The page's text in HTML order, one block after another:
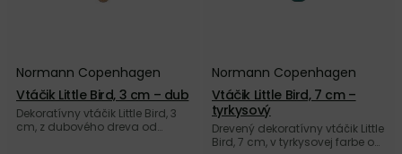
Normann Copenhagen
Vtáčik Little Bird, 3 cm – dub
Dekoratívny vtáčik Little Bird, 3
cm, z dubového dreva od
Normann Copenhagen
Vtáčik Little Bird, 7 cm –
tyrkysový
Drevený dekoratívny vtáčik Little
Bird, 7 cm, v tyrkysovej farbe od